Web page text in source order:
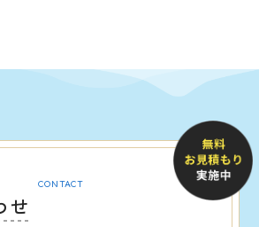
CONTACT
せ